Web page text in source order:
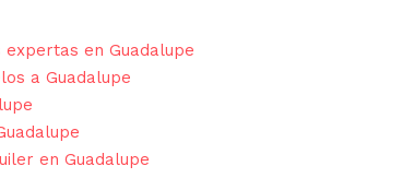
expertas en Guadalupe
a Guadalupe
en Guadalupe